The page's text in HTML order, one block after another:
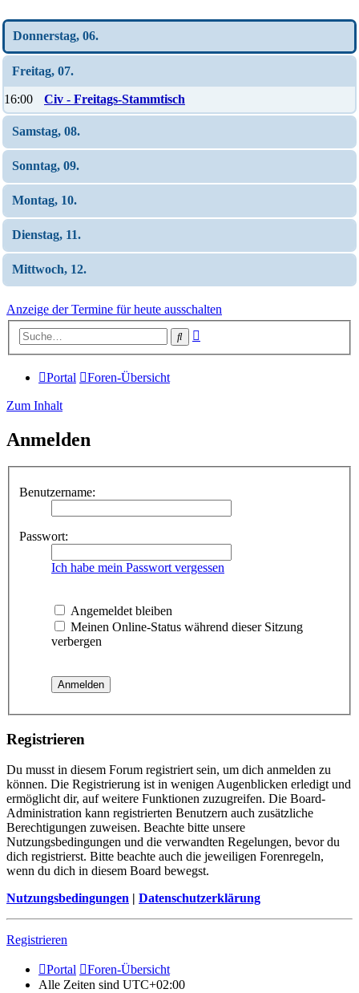
Donnerstag, 06.
Freitag, 07.
16:00 Civ - Freitags-Stammtisch
Samstag, 08.
Sonntag, 09.
Montag, 10.
Dienstag, 11.
Mittwoch, 12.
Anzeige der Termine für heute ausschalten
Suche
Portal Foren-Übersicht
Zum Inhalt
Anmelden
Benutzername:
Passwort:
Ich habe mein Passwort vergessen
Angemeldet bleiben
Meinen Online-Status während dieser Sitzung
verbergen
Registrieren
Du musst in diesem Forum registriert sein, um dich anmelden zu
können. Die Registrierung ist in wenigen Augenblicken erledigt und
ermöglicht dir, auf weitere Funktionen zuzugreifen. Die Board-
Administration kann registrierten Benutzern auch zusätzliche
Berechtigungen zuweisen. Beachte bitte unsere
Nutzungsbedingungen und die verwandten Regelungen, bevor du
dich registrierst. Bitte beachte auch die jeweiligen Forenregeln,
wenn du dich in diesem Board bewegst.
Nutzungsbedingungen | Datenschutzerklärung
Registrieren
Portal
Foren-Übersicht
Alle Zeiten sind UTC+02:00